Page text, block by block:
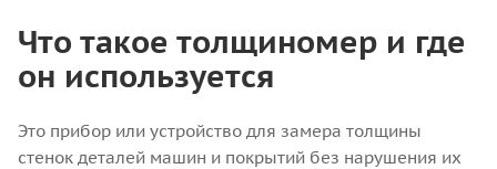
Что такое толщиномер и где
он используется
Это прибор или устройство для замера толщины
стенок деталей машин и покрытий без нарушения их